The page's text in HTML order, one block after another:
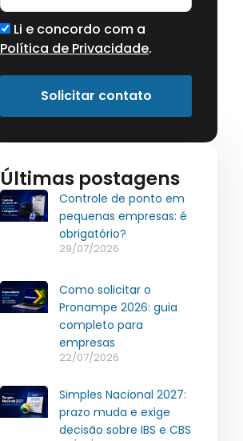
Li e concordo com a
Política de Privacidade.
Solicitar contato
Últimas postagens
Controle de ponto em
pequenas empresas: é
obrigatório?
29/07/2026
Como solicitar o
Pronampe 2026: guia
completo para
empresas
22/07/2026
Simples Nacional 2027:
prazo muda e exige
decisão sobre IBS e CBS